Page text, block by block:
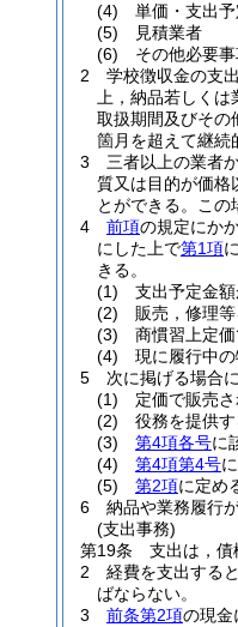
(4)
単価・支出
(5)
見積業者
(6)
その他必要
2
学校徴収金の支
上，納品若しく
取扱期間及びその
箇月を超えて継続
3
三者以上の業者
質又は目的が価格
とができる。
この
4
前項の規定にか
にした上で第1項
きる。
(1)
支出予定金額
(2)
販売，修理
(3)
商慣習上定
(4)
現に履行中
5
次に掲げる場合
(1)
定価で販売
(2)
役務を提供
(3)
第4項各号に
(4)
第4項第4号
(5)
第2項に定め
6
納品や業務履行
(支出事務)
第19条
支出は，債
2
経費を支出する
ばならない。
3
前条第2項の現金